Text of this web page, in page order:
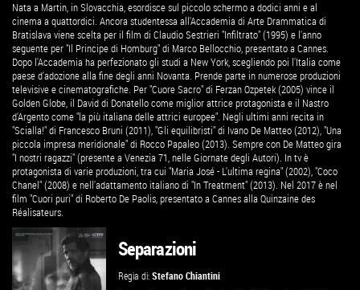
Nata a Martin, in Slovacchia, esordisce sul piccolo schermo a dodici anni e al
cinema a quattordici. Ancora studentessa all'Accademia di Arte Drammatica di
Bratislava viene scelta per il film di Claudio Sestrieri "Infiltrato" (1995) e l'anno
seguente per "Il Principe di Homburg" di Marco Bellocchio, presentato a Cannes.
Dopo l'Accademia ha perfezionato gli studi a New York, scegliendo poi l'Italia come
paese d'adozione alla fine degli anni Novanta. Prende parte in numerose produzioni
televisive e cinematografiche. Per "Cuore Sacro" di Ferzan Ozpetek (2005) vince il
Golden Globe, il David di Donatello come miglior attrice protagonista e il Nastro
d'Argento come "la più italiana delle attrici europee". Negli ultimi anni recita in
"Scialla!" di Francesco Bruni (2011), "Gli equilibristi" di Ivano De Matteo (2012), "Una
piccola impresa meridionale" di Rocco Papaleo (2013). Sempre con De Matteo gira
"I nostri ragazzi" (presente a Venezia 71, nelle Giornate degli Autori). In tv è
protagonista di varie produzioni, tra cui "Maria José - L'ultima regina" (2002), "Coco
Chanel" (2008) e nell'adattamento italiano di "In Treatment" (2013). Nel 2017 è nel
film "Cuori puri" di Roberto De Paolis, presentato a Cannes alla Quinzaine des
Réalisateurs.
Separazioni
Regia di:Stefano Chiantini